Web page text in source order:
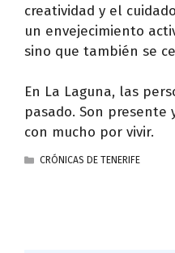
creatividad y el
un envejecimiento
sino que también se
En La Laguna, las
pasado. Son presente
con mucho por vivir.
CATEGORÍAS
CRÓNICAS DE TENERIFE